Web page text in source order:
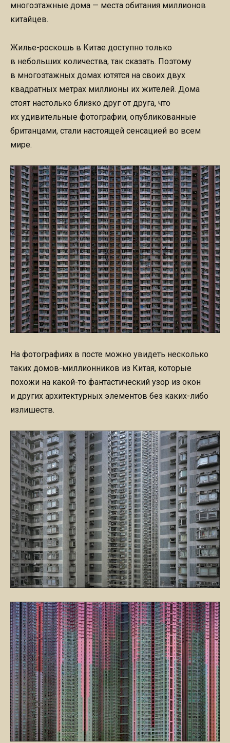
многоэтажные дома — места обитания миллионов
китайцев.
Жилье-роскошь в Китае доступно только
в небольших количества, так сказать. Поэтому
в многоэтажных домах ютятся на своих двух
квадратных метрах миллионы их жителей. Дома
стоят настолько близко друг от друга, что
их удивительные фотографии, опубликованные
британцами, стали настоящей сенсацией во всем
мире.
На фотографиях в посте можно увидеть несколько
таких домов-миллионников из Китая, которые
похожи на какой-то фантастический узор из окон
и других архитектурных элементов без каких-либо
излишеств.